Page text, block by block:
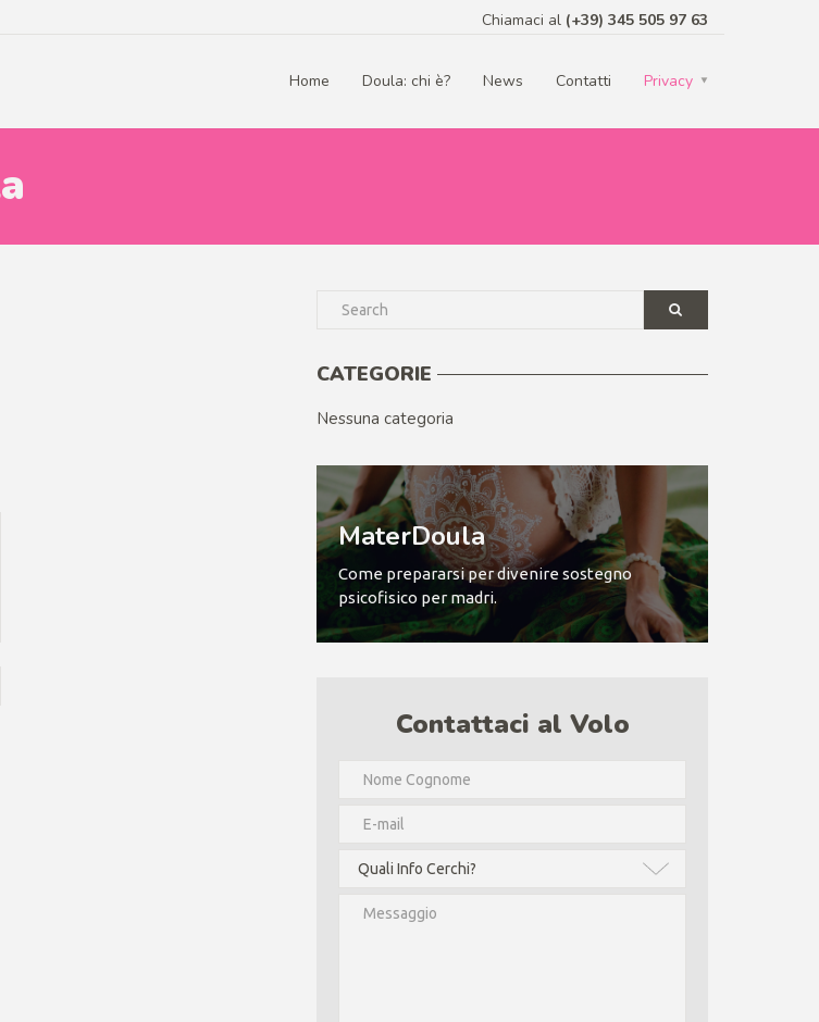
Chiamaci al (+39) 345 505 97 63
Home Doula: chi è? News Contatti Privacy
CATEGORIE
Nessuna categoria
MaterDoula
Come prepararsi per divenire sostegno
psicofisico per madri.
Contattaci al Volo